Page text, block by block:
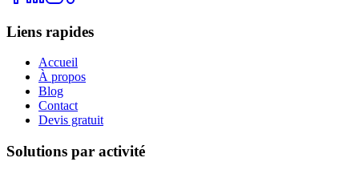
Liens rapides
Accueil
À propos
Blog
Contact
Devis gratuit
Solutions par activité